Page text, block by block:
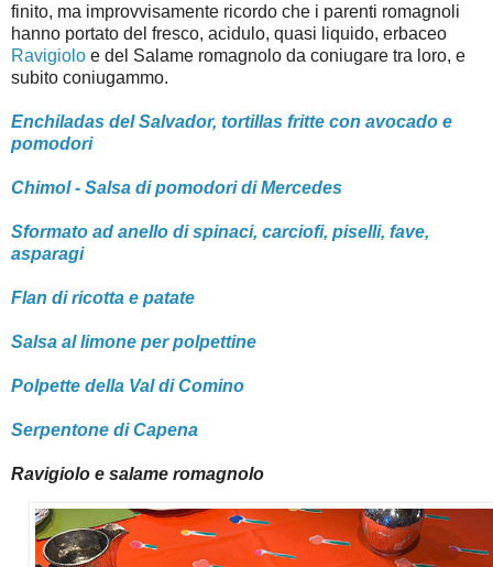
finito, ma improvvisamente ricordo che i parenti romagnoli
hanno portato del fresco, acidulo, quasi liquido, erbaceo
Ravigiolo e del Salame romagnolo da coniugare tra loro, e
subito coniugammo.
Enchiladas del Salvador, tortillas fritte con avocado e
pomodori
Chimol - Salsa di pomodori di Mercedes
Sformato ad anello di spinaci, carciofi, piselli, fave,
asparagi
Flan di ricotta e patate
Salsa al limone per polpettine
Polpette della Val di Comino
Serpentone di Capena
Ravigiolo e salame romagnolo